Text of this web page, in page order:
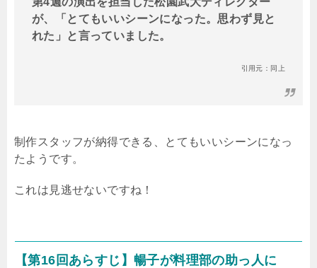
が、「とてもいいシーンになった。思わず見と
れた」と言っていました。
引用元：同上
制作スタッフが納得できる、とてもいいシーンになっ
たようです。
これは見逃せないですね！
【第16回あらすじ】暢子が料理部の助っ人に